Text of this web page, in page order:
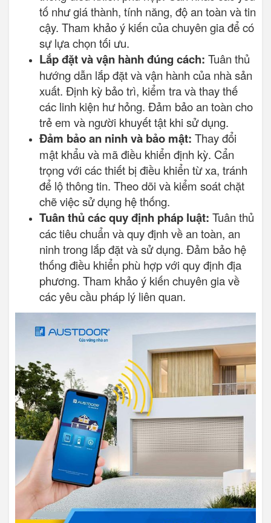
tố như giá thành, tính năng, độ an toàn và tin
cậy. Tham khảo ý kiến của chuyên gia để có
sự lựa chọn tối ưu.
Lắp đặt và vận hành đúng cách: Tuân thủ
hướng dẫn lắp đặt và vận hành của nhà sản
xuất. Định kỳ bảo trì, kiểm tra và thay thế
các linh kiện hư hỏng. Đảm bảo an toàn cho
trẻ em và người khuyết tật khi sử dụng.
Đảm bảo an ninh và bảo mật: Thay đổi
mật khẩu và mã điều khiển định kỳ. Cẩn
trọng với các thiết bị điều khiển từ xa, tránh
để lộ thông tin. Theo dõi và kiểm soát chặt
chẽ việc sử dụng hệ thống.
Tuân thủ các quy định pháp luật: Tuân thủ
các tiêu chuẩn và quy định về an toàn, an
ninh trong lắp đặt và sử dụng. Đảm bảo hệ
thống điều khiển phù hợp với quy định địa
phương. Tham khảo ý kiến chuyên gia về
các yêu cầu pháp lý liên quan.